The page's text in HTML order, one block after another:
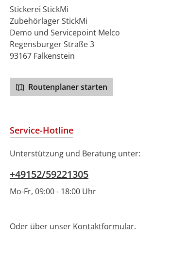
Stickerei StickMi
Zubehörlager StickMi
Demo und Servicepoint Melco
Regensburger Straße 3
93167 Falkenstein
Routenplaner starten
Service-Hotline
Unterstützung und Beratung unter:
+49152/59221305
Mo-Fr, 09:00 - 18:00 Uhr
Oder über unser Kontaktformular.